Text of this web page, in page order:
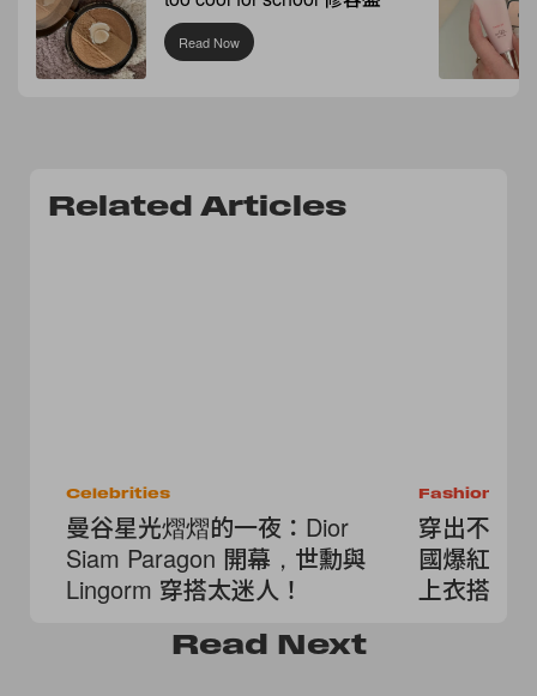
Read Now
Related Articles
Celebrities
曼谷星光熠熠的一夜：Dior
Siam Paragon 開幕，世勳與
Lingorm 穿搭太迷人！
Fashion
穿出不撞
國爆紅小
上衣搭也
Read Next